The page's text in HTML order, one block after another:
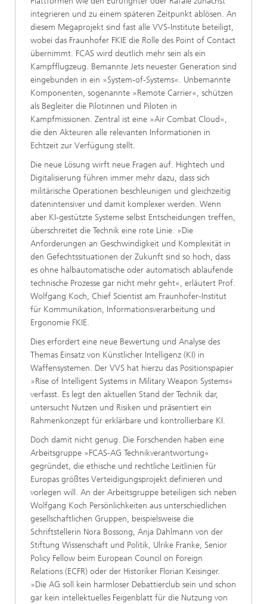
integ­rieren und zu einem späteren Zeitpunkt ablösen. An
diesem Megaprojekt sind fast alle VVS-In­stitute beteiligt,
wobei das Fraunhofer FKIE die Rolle des Point of Contact
übernimmt. FCAS wird deutlich mehr sein als ein
Kampfflugzeug. Be­mannte Jets neuester Generation sind
eingebun­den in ein »System-of-Systems«. Unbemannte
Komponenten, sogenannte »Remote Carrier«, schützen
als Begleiter die Pilotinnen und Piloten in
Kampfmissionen. Zentral ist eine »Air Combat Cloud«,
die den Akteuren alle relevanten Infor­mationen in
Echtzeit zur Verfügung stellt.
Die neue Lösung wirft neue Fragen auf. High­tech und
Digitalisierung führen immer mehr da­zu, dass sich
militärische Operationen beschleu­nigen und gleichzeitig
datenintensiver und damit komplexer werden. Wenn
aber KI-gestützte Sys­teme selbst Entscheidungen treffen,
überschreitet die Technik eine rote Linie. »Die
Anforderungen an Geschwindigkeit und Komplexität in
den Ge­fechtssituationen der Zukunft sind so hoch, dass
es ohne halbautomatische oder automatisch ab­laufende
technische Prozesse gar nicht mehr geht«, erläutert Prof.
Wolfgang Koch, Chief Scientist am Fraunhofer-Institut
für Kommunikation, Infor­mationsverarbeitung und
Ergonomie FKIE.
Dies erfordert eine neue Bewertung und Analyse des
Themas Einsatz von Künstlicher Intelligenz (KI) in
Waffensystemen. Der VVS hat hierzu das Positionspapier
»Rise of Intelligent Systems in Military Weapon Systems«
verfasst. Es legt den aktuellen Stand der Technik dar,
untersucht Nutzen und Risiken und präsentiert ein
Rahmen­konzept für erklärbare und kontrollierbare KI.
Doch damit nicht genug. Die Forschenden haben eine
Arbeitsgruppe »FCAS-AG Technikverantwortung«
gegründet, die ethische und recht­liche Leitlinien für
Europas größtes Verteidigungs­projekt definieren und
vorlegen will. An der Arbeitsgruppe beteiligen sich neben
Wolfgang Koch Persönlichkeiten aus unterschiedlichen
ge­sellschaftlichen Gruppen, beispielsweise die
Schriftstellerin Nora Bossong, Anja Dahlmann von der
Stiftung Wissenschaft und Politik, Ulrike Franke, Senior
Policy Fellow beim European Coun­cil on Foreign
Relations (ECFR) oder der Historiker Florian Keisinger.
»Die AG soll kein harmloser De­battierclub sein und schon
gar kein intellektuelles Feigenblatt für die Nutzung von